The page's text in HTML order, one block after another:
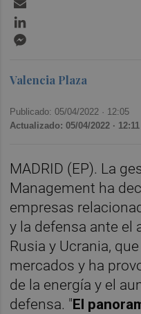
Valencia Plaza
Publicado: 05/04/2022 · 12:05
Actualizado: 05/04/2022 · 12:11
MADRID (EP). La
Management ha
empresas
y la defensa ante el
Rusia y Ucrania,
mercados y ha
de la energía y el
defensa. "El